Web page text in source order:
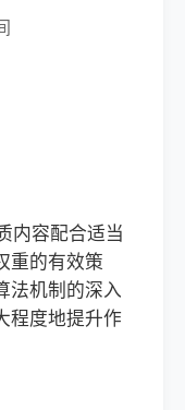
内容配合适当
重的有效策
法机制的深入
程度地提升作